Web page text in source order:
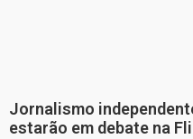
Jornalismo
estarão em debate na